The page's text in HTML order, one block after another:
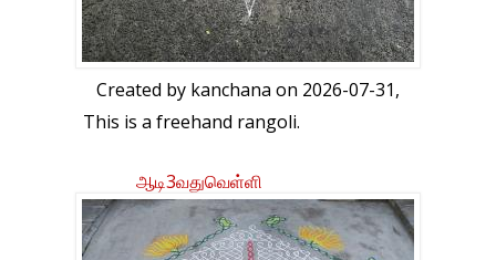
Created by kanchana on 2026-07-31,
This is a freehand rangoli.
ஆடி3வதுவெள்ளி